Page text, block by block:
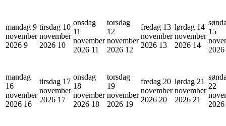
mandag 9
november
2026 9
tirsdag 10
november
2026 10
onsdag
11
november
2026 11
torsdag
12
november
2026 12
fredag 13
november
2026 13
lørdag 14
november
2026 14
15
2026
mandag
16
november
2026 16
tirsdag 17
november
2026 17
onsdag
18
november
2026 18
torsdag
19
november
2026 19
fredag 20
november
2026 20
lørdag 21
november
2026 21
22
2026